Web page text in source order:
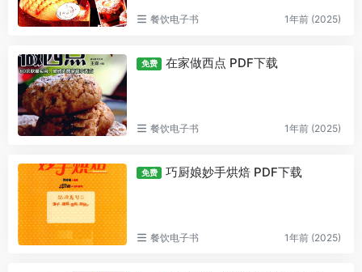
餐饮电子书 1年前 (2025)
免费 在家做西点 PDF下载
餐饮电子书 1年前 (2025)
免费 巧厨娘妙手烘焙 PDF下载
餐饮电子书 1年前 (2025)